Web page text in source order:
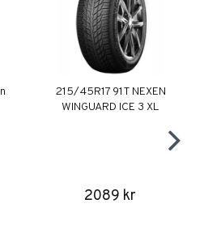
215/45R17 91T NEXEN
WINGUARD ICE 3 XL
2089 kr